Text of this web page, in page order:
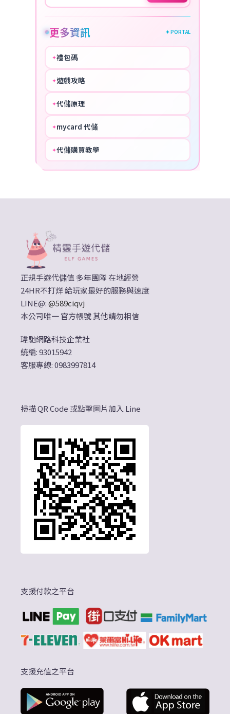
更多資訊 ✦ PORTAL
✦禮包碼
✦遊戲攻略
✦代儲原理
✦mycard 代儲
✦代儲購買教學
正規手遊代儲值 多年團隊 在地經營
24HR不打烊 給玩家最好的服務與速度
LINE@:@589ciqvj
本公司唯一 官方帳號 其他請勿相信
瑋馳網路科技企業社
統編: 93015942
客服專線: 0983997814
掃描 QR Code 或點擊圖片加入 Line
支援付款之平台
支援充值之平台